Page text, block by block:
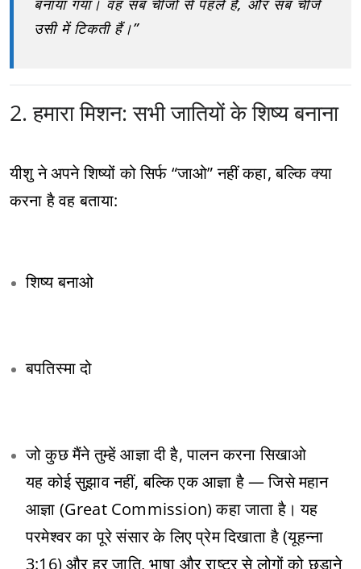
बनाया गया। वह सब चीजों से पहले है, और सब चीजें
उसी में टिकती हैं।”
2. हमारा मिशन: सभी जातियों के शिष्य बनाना
यीशु ने अपने शिष्यों को सिर्फ “जाओ” नहीं कहा, बल्कि क्या
करना है वह बताया:
शिष्य बनाओ
बपतिस्मा दो
जो कुछ मैंने तुम्हें आज्ञा दी है, पालन करना सिखाओ
यह कोई सुझाव नहीं, बल्कि एक आज्ञा है — जिसे महान
आज्ञा (Great Commission) कहा जाता है। यह
परमेश्वर का पूरे संसार के लिए प्रेम दिखाता है (यूहन्ना
3:16) और हर जाति, भाषा और राष्ट्र से लोगों को छुड़ाने